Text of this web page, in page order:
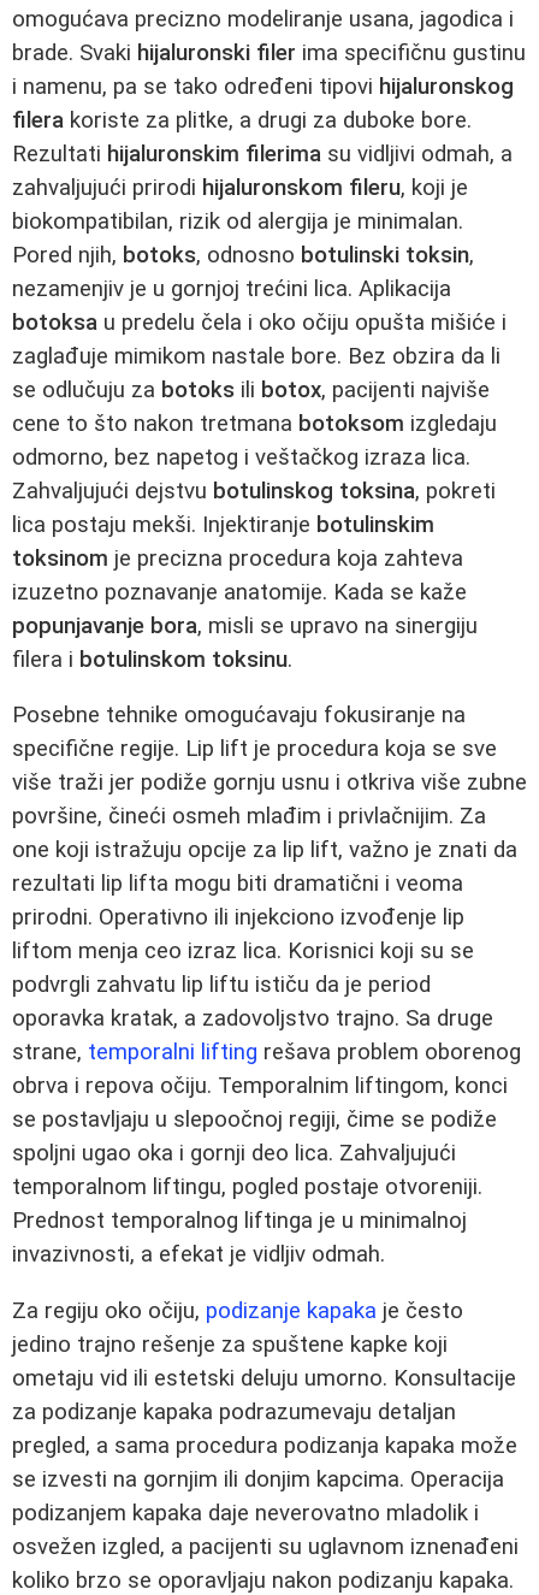
omogućava precizno modeliranje usana, jagodica i
brade. Svaki hijaluronski filer ima specifičnu gustinu
i namenu, pa se tako određeni tipovi hijaluronskog
filera koriste za plitke, a drugi za duboke bore.
Rezultati hijaluronskim filerima su vidljivi odmah, a
zahvaljujući prirodi hijaluronskom fileru, koji je
biokompatibilan, rizik od alergija je minimalan.
Pored njih, botoks, odnosno botulinski toksin,
nezamenjiv je u gornjoj trećini lica. Aplikacija
botoksa u predelu čela i oko očiju opušta mišiće i
zaglađuje mimikom nastale bore. Bez obzira da li
se odlučuju za botoks ili botox, pacijenti najviše
cene to što nakon tretmana botoksom izgledaju
odmorno, bez napetog i veštačkog izraza lica.
Zahvaljujući dejstvu botulinskog toksina, pokreti
lica postaju mekši. Injektiranje botulinskim
toksinom je precizna procedura koja zahteva
izuzetno poznavanje anatomije. Kada se kaže
popunjavanje bora, misli se upravo na sinergiju
filera i botulinskom toksinu.
Posebne tehnike omogućavaju fokusiranje na
specifične regije. Lip lift je procedura koja se sve
više traži jer podiže gornju usnu i otkriva više zubne
površine, čineći osmeh mlađim i privlačnijim. Za
one koji istražuju opcije za lip lift, važno je znati da
rezultati lip lifta mogu biti dramatični i veoma
prirodni. Operativno ili injekciono izvođenje lip
liftom menja ceo izraz lica. Korisnici koji su se
podvrgli zahvatu lip liftu ističu da je period
oporavka kratak, a zadovoljstvo trajno. Sa druge
strane, temporalni lifting rešava problem oborenog
obrva i repova očiju. Temporalnim liftingom, konci
se postavljaju u slepoočnoj regiji, čime se podiže
spoljni ugao oka i gornji deo lica. Zahvaljujući
temporalnom liftingu, pogled postaje otvoreniji.
Prednost temporalnog liftinga je u minimalnoj
invazivnosti, a efekat je vidljiv odmah.
Za regiju oko očiju, podizanje kapaka je često
jedino trajno rešenje za spuštene kapke koji
ometaju vid ili estetski deluju umorno. Konsultacije
za podizanje kapaka podrazumevaju detaljan
pregled, a sama procedura podizanja kapaka može
se izvesti na gornjim ili donjim kapcima. Operacija
podizanjem kapaka daje neverovatno mladolik i
osvežen izgled, a pacijenti su uglavnom iznenađeni
koliko brzo se oporavljaju nakon podizanju kapaka.